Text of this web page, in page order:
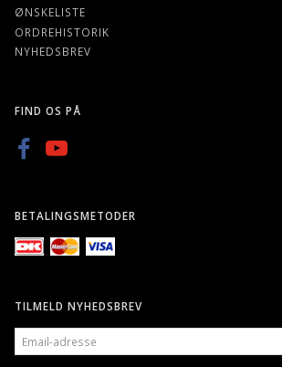
ØNSKELISTE
ORDREHISTORIK
NYHEDSBREV
FIND OS PÅ
BETALINGSMETODER
TILMELD NYHEDSBREV
EMAIL-
ADRESSE